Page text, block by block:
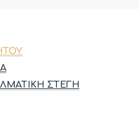
ΣΤΈΓΗ